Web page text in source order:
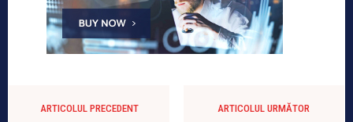
ARTICOLUL PRECEDENT ARTICOLUL URMĂTOR